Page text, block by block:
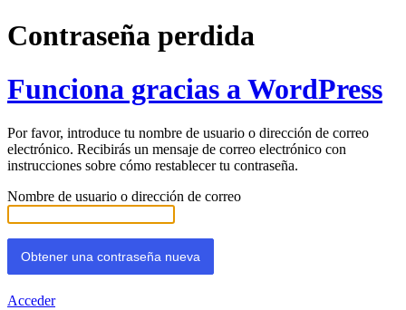
Contraseña perdida
Funciona gracias a WordPress
Por favor, introduce tu nombre de usuario o dirección de correo
electrónico. Recibirás un mensaje de correo electrónico con
instrucciones sobre cómo restablecer tu contraseña.
Nombre de usuario o dirección de correo
Acceder